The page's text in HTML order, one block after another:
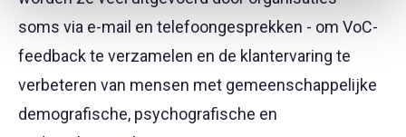
soms via e-mail en telefoongesprekken - om VoC-
feedback te verzamelen en de klantervaring te
verbeteren van mensen met gemeenschappelijke
demografische, psychografische en